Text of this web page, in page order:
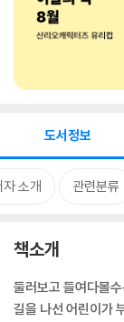
도서정보
자 소개 관련분류
책소개
둘러보고 들여다볼
길을 나선 어린이가